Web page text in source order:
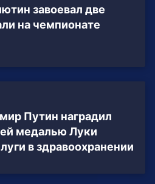
завоевал две
на чемпионате
Путин наградил
медалью Луки
в здравоохранении